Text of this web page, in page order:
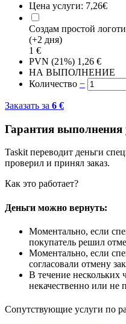
Цена услуги: 7,26€
Создам простой
(+2 дня)
1 €
PVN (21%) 1,26 €
НА ВЫПОЛНЕНИЕ
Количество −
Заказать за 6 €
Гарантия выполнения
Taskit переводит деньги
проверил и принял заказ.
Как это работает?
Деньги можно вернуть:
Моментально, если
покупатель решил
Моментально, если
согласовали отмену
В течение нескольких
некачественно или не
Сопутствующие услуги по